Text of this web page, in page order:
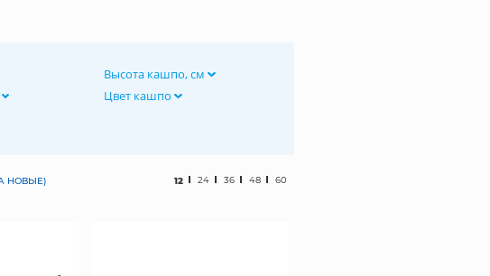
Высота кашпо, см
Цвет кашпо
НОВЫЕ) 12 24 36 48 60